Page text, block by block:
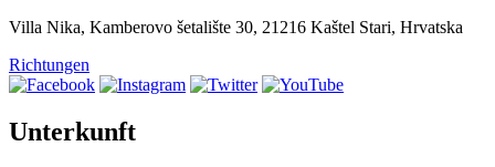
Villa Nika, Kamberovo šetalište 30, 21216 Kaštel Stari, Hrvatska
Richtungen
Unterkunft